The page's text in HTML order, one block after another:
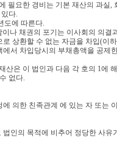
필요한 경비는 기본 재산의 과실,
다.
도에 따른다.
나 채권의 포기는 이사회의 의결
상환할 수 없는 자금을 차입(이하
서 차입당시의 부채총액을 공제
산은 이 법인과 다음 각 호의 1에
없다.
에 의한 친족관계 에 있는 자 또는
인의 목적에 비추어 정당한 사유